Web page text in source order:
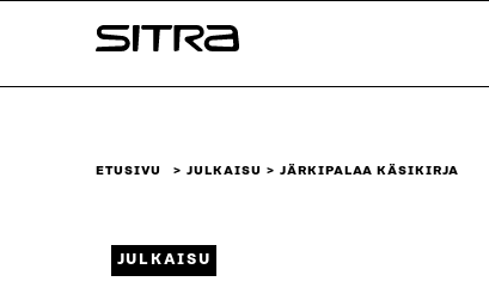
sisältöön
Sitra
ETUSIVU JULKAISU JÄRKIPALAA KÄSIKIRJA
JULKAISU